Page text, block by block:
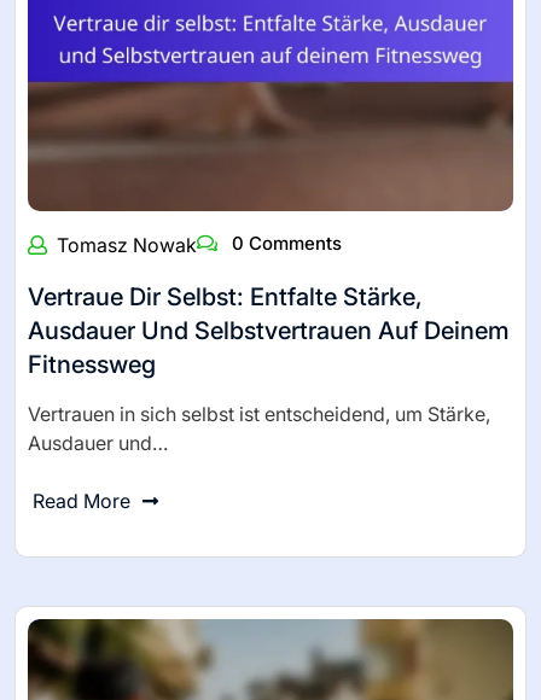
Tomasz Nowak 0 Comments
Vertraue Dir Selbst: Entfalte Stärke,
Ausdauer Und Selbstvertrauen Auf Deinem
Fitnessweg
Vertrauen in sich selbst ist entscheidend, um Stärke,
Ausdauer und…
Read More